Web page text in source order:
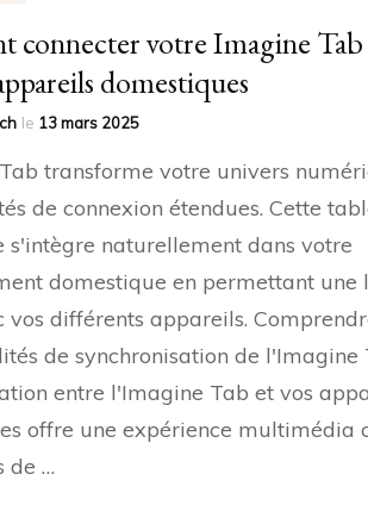
connecter votre Imagine Tab
domestiques
le 13 mars 2025
transforme votre univers
de connexion étendues. Cette
s'intègre naturellement dans votre
domestique en permettant une
vos différents appareils.
de synchronisation de l'Imagine
entre l'Imagine Tab et vos
offre une expérience multimédia
de …